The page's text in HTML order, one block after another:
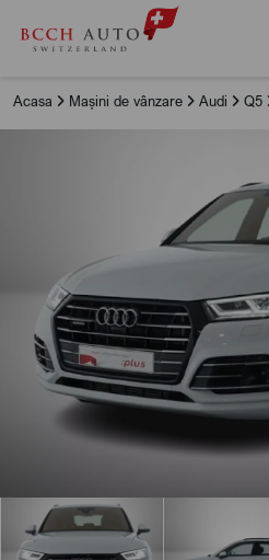
Acasa Mașini de vânzare Audi Q5